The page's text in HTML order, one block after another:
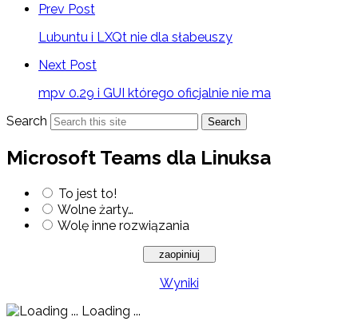
Prev Post
Lubuntu i LXQt nie dla słabeuszy
Next Post
mpv 0.29 i GUI którego oficjalnie nie ma
Search
Search
Microsoft Teams dla Linuksa
To jest to!
Wolne żarty…
Wolę inne rozwiązania
Wyniki
Loading ...